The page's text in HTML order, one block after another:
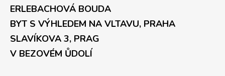
ERLEBACHOVÁ BOUDA
BYT S VÝHLEDEM NA VLTAVU, PRAHA
SLAVÍKOVA 3, PRAG
V BEZOVÉM ŮDOLÍ